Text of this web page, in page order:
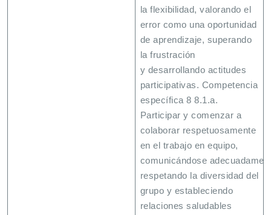
la flexibilidad, valorando el
error como una oportunidad
de aprendizaje, superando
la frustración
y desarrollando actitudes
participativas. Competencia
específica 8 8.1.a.
Participar y comenzar a
colaborar respetuosamente
en el trabajo en equipo,
comunicándose
respetando la diversidad del
grupo y estableciendo
relaciones saludables